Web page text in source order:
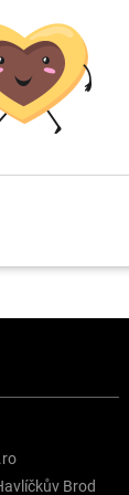
Brod